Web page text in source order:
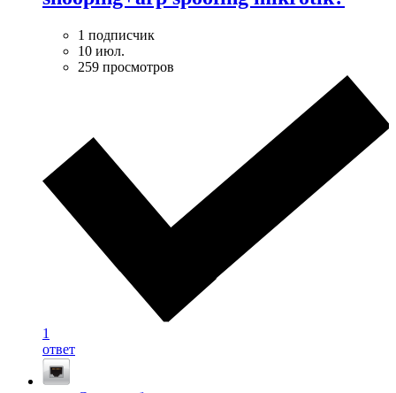
1 подписчик
10 июл.
259 просмотров
1
ответ